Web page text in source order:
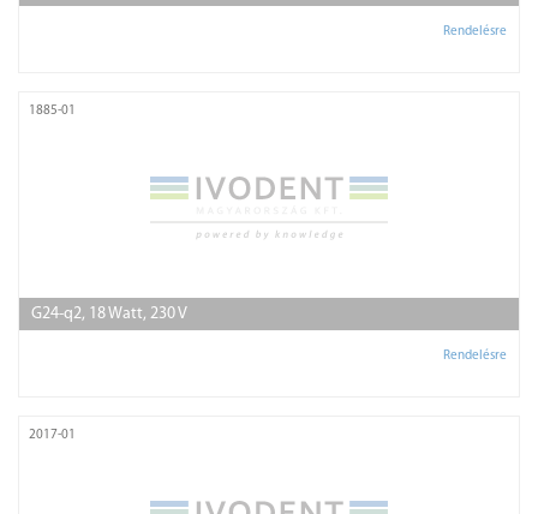
Rendelésre
1885-01
G24-q2, 18 Watt, 230 V
Rendelésre
2017-01